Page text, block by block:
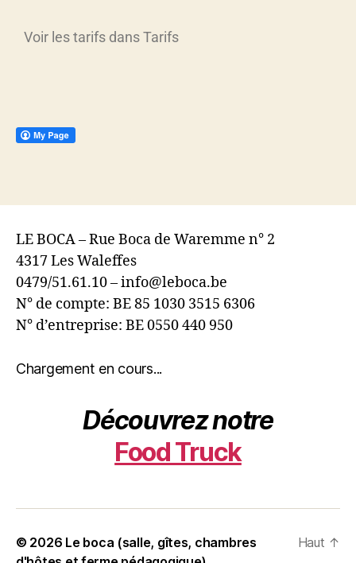
Voir les tarifs dans Tarifs
LE BOCA – Rue Boca de Waremme n° 2
4317 Les Waleffes
0479/51.61.10 – info@leboca.be
N° de compte: BE 85 1030 3515 6306
N° d’entreprise: BE 0550 440 950
Chargement en cours...
Découvrez notre
Food Truck
© 2026 Le boca (salle, gîtes, chambres
Haut ↑